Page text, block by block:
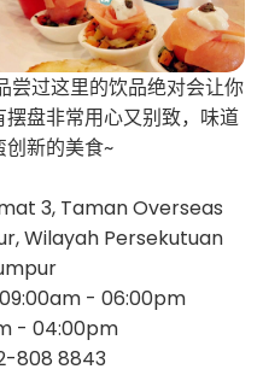
尝过这里的饮品绝对会让你
盘非常用心又别致，味道
新的美食~
3, Taman Overseas
Wilayah Persekutuan
09:00am - 06:00pm
- 04:00pm
808 8843